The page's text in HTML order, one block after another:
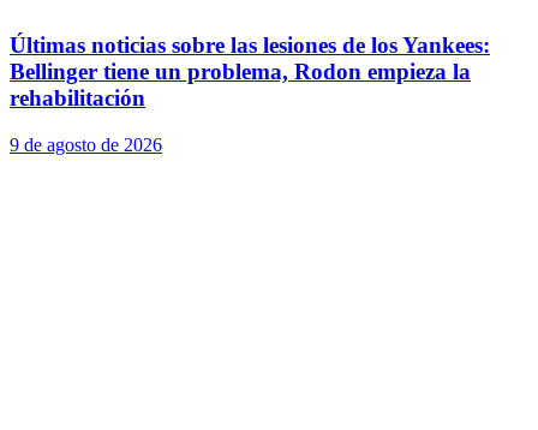
Últimas noticias sobre las lesiones de los Yankees:
Bellinger tiene un problema, Rodon empieza la
rehabilitación
9 de agosto de 2026